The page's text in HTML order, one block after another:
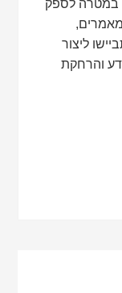
במטרה לספק
ליצור
והרחקת